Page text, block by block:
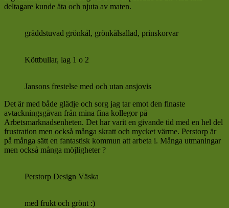
deltagare kunde äta och njuta av maten.
gräddstuvad grönkål, grönkålsallad, prinskorvar
Köttbullar, lag 1 o 2
Jansons frestelse med och utan ansjovis
Det är med både glädje och sorg jag tar emot den finaste
avtackningsgåvan från mina fina kollegor på
Arbetsmarknadsenheten. Det har varit en givande tid med en hel del
frustration men också många skratt och mycket värme. Perstorp är
på många sätt en fantastisk kommun att arbeta i. Många utmaningar
men också många möjligheter ?
Perstorp Design Väska
med frukt och grönt :)